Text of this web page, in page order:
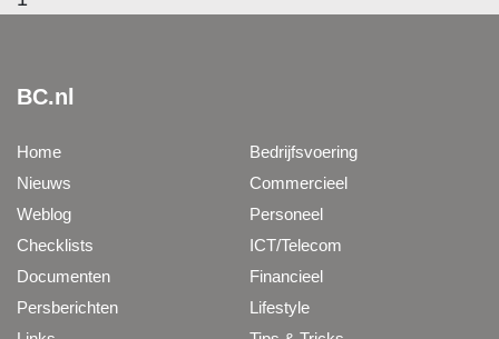
BC.nl
Home
Nieuws
Weblog
Checklists
Documenten
Persberichten
Bedrijfsvoering
Commercieel
Personeel
ICT/Telecom
Financieel
Lifestyle